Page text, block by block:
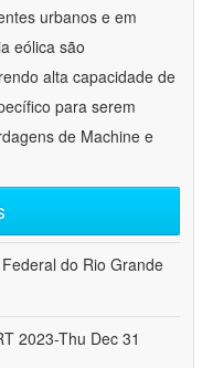
urbanos e em
eólica são
alta capacidade de
para serem
de Machine e
do Rio Grande
2023-Thu Dec 31